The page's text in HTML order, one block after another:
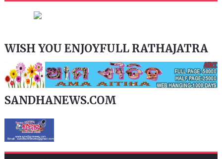
WISH YOU ENJOYFULL RATHAJATRA
SANDHANEWS.COM